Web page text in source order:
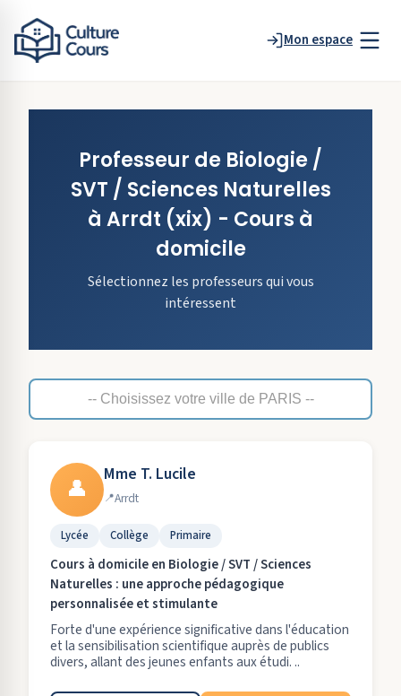
Mon espace
Professeur de Biologie /
SVT / Sciences Naturelles
à Arrdt (xix) - Cours à
domicile
Sélectionnez les professeurs qui vous
intéressent
👤 Mme T. Lucile
Arrdt
Lycée Collège Primaire
Cours à domicile en Biologie / SVT / Sciences
Naturelles : une approche pédagogique
personnalisée et stimulante
Forte d'une expérience significative dans l'éducation
et la sensibilisation scientifique auprès de publics
divers, allant des jeunes enfants aux étudi. ..